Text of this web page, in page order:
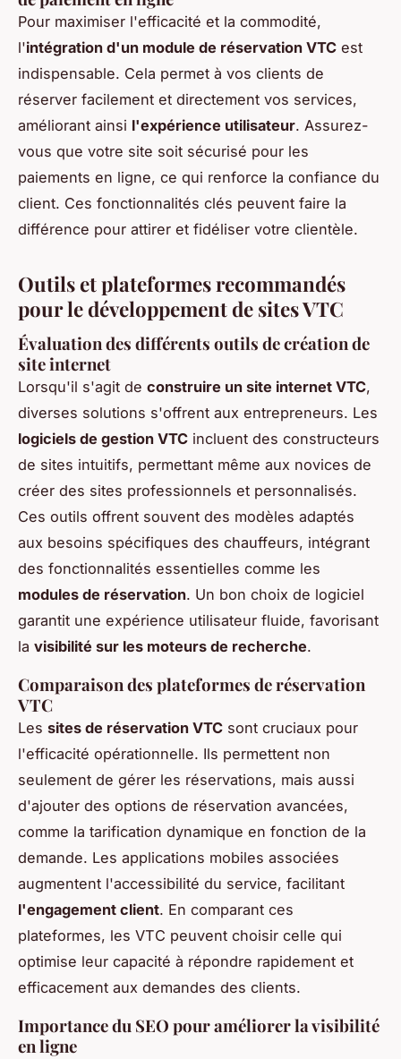
Pour maximiser l'efficacité et la commodité,
l'intégration d'un module de réservation VTC est
indispensable. Cela permet à vos clients de
réserver facilement et directement vos services,
améliorant ainsi l'expérience utilisateur. Assurez-
vous que votre site soit sécurisé pour les
paiements en ligne, ce qui renforce la confiance du
client. Ces fonctionnalités clés peuvent faire la
différence pour attirer et fidéliser votre clientèle.
Outils et plateformes recommandés
pour le développement de sites VTC
Évaluation des différents outils de création de
site internet
Lorsqu'il s'agit de construire un site internet VTC,
diverses solutions s'offrent aux entrepreneurs. Les
logiciels de gestion VTC incluent des constructeurs
de sites intuitifs, permettant même aux novices de
créer des sites professionnels et personnalisés.
Ces outils offrent souvent des modèles adaptés
aux besoins spécifiques des chauffeurs, intégrant
des fonctionnalités essentielles comme les
modules de réservation. Un bon choix de logiciel
garantit une expérience utilisateur fluide, favorisant
la visibilité sur les moteurs de recherche.
Comparaison des plateformes de réservation
VTC
Les sites de réservation VTC sont cruciaux pour
l'efficacité opérationnelle. Ils permettent non
seulement de gérer les réservations, mais aussi
d'ajouter des options de réservation avancées,
comme la tarification dynamique en fonction de la
demande. Les applications mobiles associées
augmentent l'accessibilité du service, facilitant
l'engagement client. En comparant ces
plateformes, les VTC peuvent choisir celle qui
optimise leur capacité à répondre rapidement et
efficacement aux demandes des clients.
Importance du SEO pour améliorer la visibilité
en ligne